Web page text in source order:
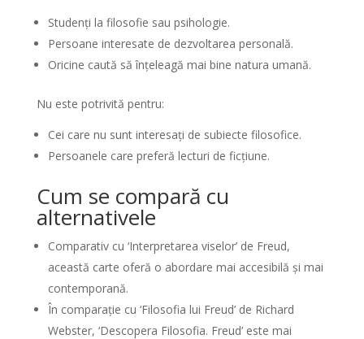
Studenți la filosofie sau psihologie.
Persoane interesate de dezvoltarea personală.
Oricine caută să înțeleagă mai bine natura umană.
Nu este potrivită pentru:
Cei care nu sunt interesați de subiecte filosofice.
Persoanele care preferă lecturi de ficțiune.
Cum se compară cu
alternativele
Comparativ cu ‘Interpretarea viselor’ de Freud,
această carte oferă o abordare mai accesibilă și mai
contemporană.
În comparație cu ‘Filosofia lui Freud’ de Richard
Webster, ‘Descopera Filosofia. Freud’ este mai